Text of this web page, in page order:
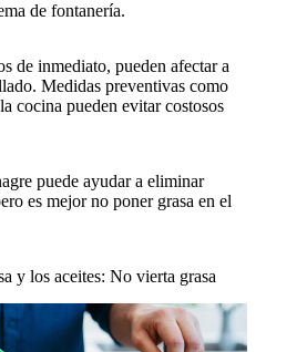
de fontanería.
de inmediato, pueden afectar a
Medidas preventivas como
cocina pueden evitar costosos
puede ayudar a eliminar
es mejor no poner grasa en el
y los aceites: No vierta grasa